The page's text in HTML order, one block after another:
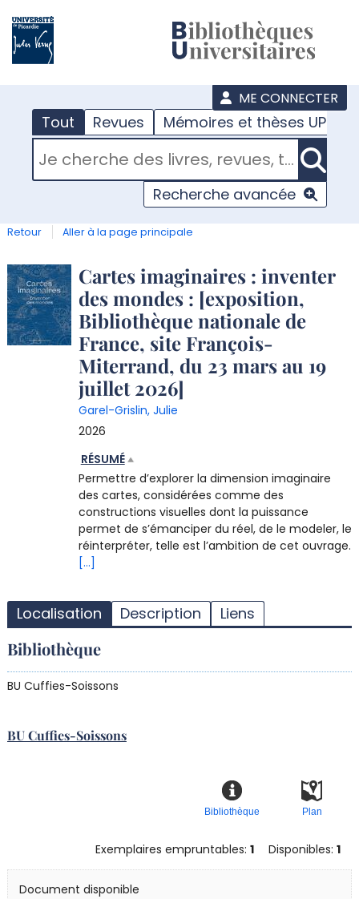
ME CONNECTER
Tout Revues Mémoires et thèses UPJV
RECHERCHER DANS "TOUT"
Recherche avancée
Retour Aller à la page principale
Détail
document
Cartes imaginaires : inventer
des mondes : [exposition,
Bibliothèque nationale de
France, site François-
Miterrand, du 23 mars au 19
juillet 2026]
Garel-Grislin, Julie
2026
RÉSUMÉ
Permettre d’explorer la dimension imaginaire
des cartes, considérées comme des
constructions visuelles dont la puissance
permet de s’émanciper du réel, de le modeler, le
réinterpréter, telle est l’ambition de cet ouvrage.
[...]
Localisation Description Liens
Bibliothèque
BU Cuffies-Soissons
BU Cuffies-Soissons
Plan
Bibliothèque
Exemplaires empruntables:1 Disponibles:1
Document disponible